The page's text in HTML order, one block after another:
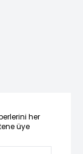
her
üye